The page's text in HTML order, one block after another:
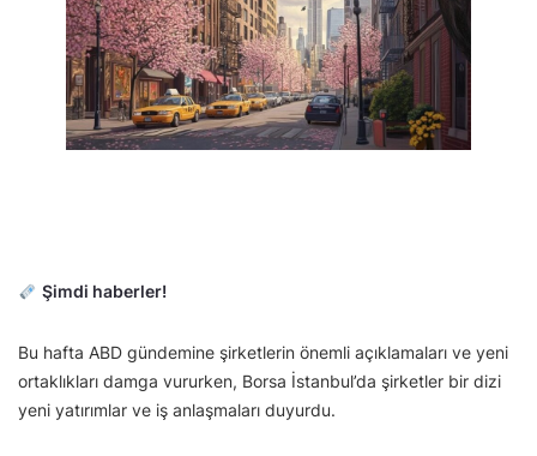
Şimdi haberler!
Bu hafta ABD gündemine şirketlerin önemli açıklamaları ve yeni
ortaklıkları damga vururken, Borsa İstanbul’da şirketler bir dizi
yeni yatırımlar ve iş anlaşmaları duyurdu.